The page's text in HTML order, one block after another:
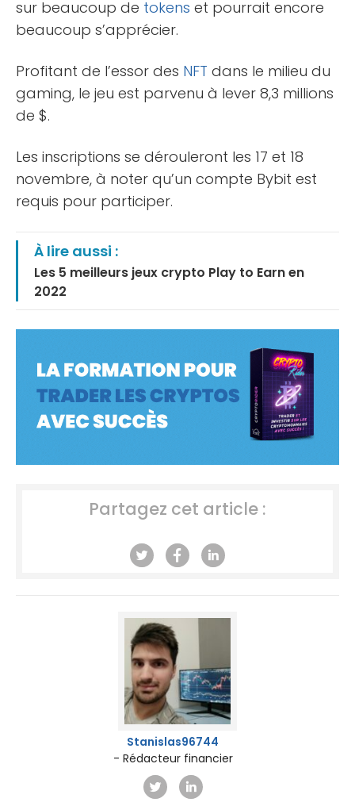
sur beaucoup de tokens et pourrait encore
beaucoup s’apprécier.
Profitant de l’essor des NFT dans le milieu du
gaming, le jeu est parvenu à lever 8,3 millions
de $.
Les inscriptions se dérouleront les 17 et 18
novembre, à noter qu’un compte Bybit est
requis pour participer.
À lire aussi :
Les 5 meilleurs jeux crypto Play to Earn en
2022
Partagez cet article :
Stanislas96744
- Rédacteur financier